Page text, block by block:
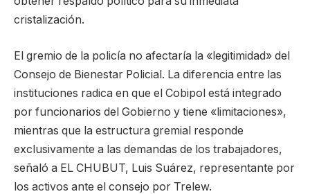
cristalización.
El gremio de la policía no afectaría la «legitimidad» del
Consejo de Bienestar Policial. La diferencia entre las
instituciones radica en que el Cobipol está integrado
por funcionarios del Gobierno y tiene «limitaciones»,
mientras que la estructura gremial responde
exclusivamente a las demandas de los trabajadores,
señaló a EL CHUBUT, Luis Suárez, representante por
los activos ante el consejo por Trelew.